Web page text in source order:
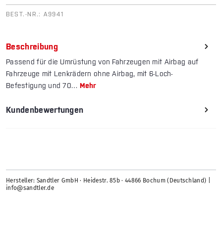
BEST.-NR.:A9941
Beschreibung
Passend für die Umrüstung von Fahrzeugen mit Airbag auf
Fahrzeuge mit Lenkrädern ohne Airbag, mit 6-Loch-
Befestigung und 70… Mehr
Kundenbewertungen
Hersteller: Sandtler GmbH · Heidestr. 85b · 44866 Bochum (Deutschland) |
info@sandtler.de